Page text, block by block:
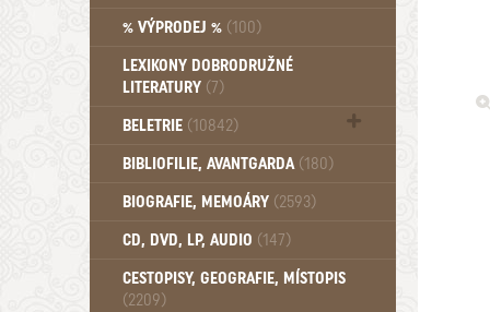
% VÝPRODEJ % (100)
LEXIKONY DOBRODRUŽNÉ
LITERATURY (7)
BELETRIE (10842)
Beletrie - Historická (1388)
Beletrie - Povídky (1758)
Beletrie - Válečné romány (489)
Beletrie - Ženské a dívčí romány
(1522)
BIBLIOFILIE, AVANTGARDA (180)
BIOGRAFIE, MEMOÁRY (2593)
CD, DVD, LP, AUDIO (147)
CESTOPISY, GEOGRAFIE, MÍSTOPIS
(2209)